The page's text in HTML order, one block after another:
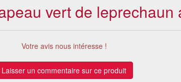
vert de
Votre avis nous intéresse !
Laisser un commentaire sur ce produit